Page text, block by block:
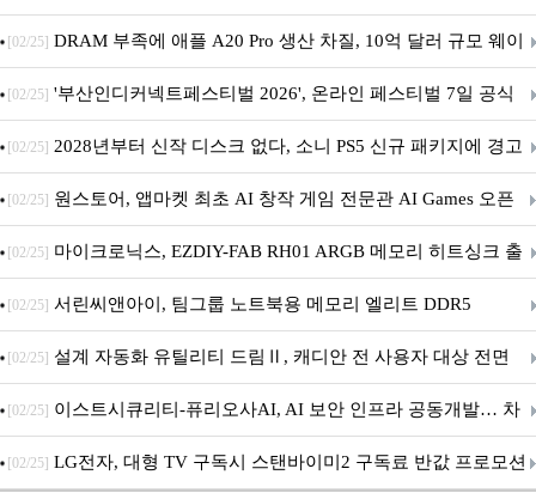
[02/25] DRAM 부족에 애플 A20 Pro 생산 차질, 10억 달러 규모 웨이
퍼 대기
[02/25] '부산인디커넥트페스티벌 2026', 온라인 페스티벌 7일 공식
개막... 22일간 진행
[02/25] 2028년부터 신작 디스크 없다, 소니 PS5 신규 패키지에 경고
문 추가
[02/25] 원스토어, 앱마켓 최초 AI 창작 게임 전문관 AI Games 오픈
[02/25] 마이크로닉스, EZDIY-FAB RH01 ARGB 메모리 히트싱크 출
시
[02/25] 서린씨앤아이, 팀그룹 노트북용 메모리 엘리트 DDR5
5600MHz 16GB 출시
[02/25] 설계 자동화 유틸리티 드림Ⅱ, 캐디안 전 사용자 대상 전면
무상 배포
[02/25] 이스트시큐리티-퓨리오사AI, AI 보안 인프라 공동개발… 차
세대 AI 보안 플랫폼 구축
[02/25] LG전자, 대형 TV 구독시 스탠바이미2 구독료 반값 프로모션